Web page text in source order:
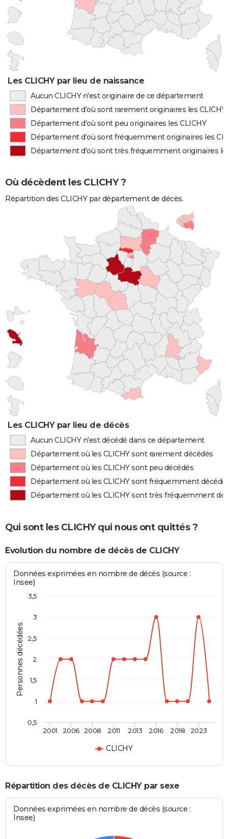
Les CLICHY par lieu de naissance
Aucun CLICHY n'est originaire de ce département
Département d'où sont rarement originaires les CLICHY
Département d'où sont peu originaires les CLICHY
Département d'où sont fréquemment originaires les
Département d'où sont très fréquemment originaires
Où décèdent les CLICHY ?
Répartition des CLICHY par département de décès.
Les CLICHY par lieu de décès
Aucun CLICHY n'est décédé dans ce département
Département où les CLICHY sont rarement décédés
Département où les CLICHY sont peu décédés
Département où les CLICHY sont fréquemment
Département où les CLICHY sont très fréquemment
Qui sont les CLICHY qui nous ont quittés ?
Evolution du nombre de décès de CLICHY
Personnes décédées
Données exprimées en nombre de décès (source :
Insee)
CLICHY
2001 2006 2008 2011 2013 2016 2018 2023
0,5
1
1,5
2
2,5
3
3,5
Répartition des décès de CLICHY par sexe
Données exprimées en nombre de décès (source :
Insee)